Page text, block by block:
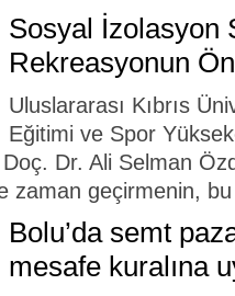
Sosyal İzolasyon
Rekreasyonun
Uluslararası Kıbrıs
Eğitimi ve Spor
Dr. Ali Selman
zaman geçirmenin,
Bolu’da semt
mesafe kuralına